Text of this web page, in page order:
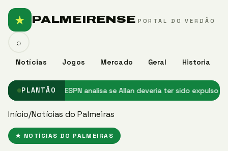
★ PALMEIRENSE PORTAL DO VERDÃO
Notícias Jogos Mercado Geral Historia
⌕
PLANTÃO
em casa★ ESPN analisa se Allan deveria ter sido expulso em
Início/Notícias do Palmeiras
★ NOTÍCIAS DO PALMEIRAS